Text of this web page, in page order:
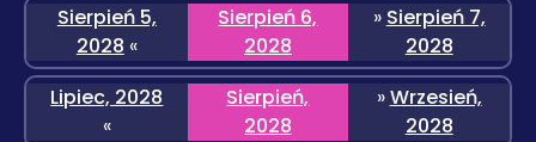
Sierpień 5,
2028 «
Sierpień 6,
2028
» Sierpień 7,
2028
Lipiec, 2028
«
Sierpień,
2028
»Wrzesień,
2028